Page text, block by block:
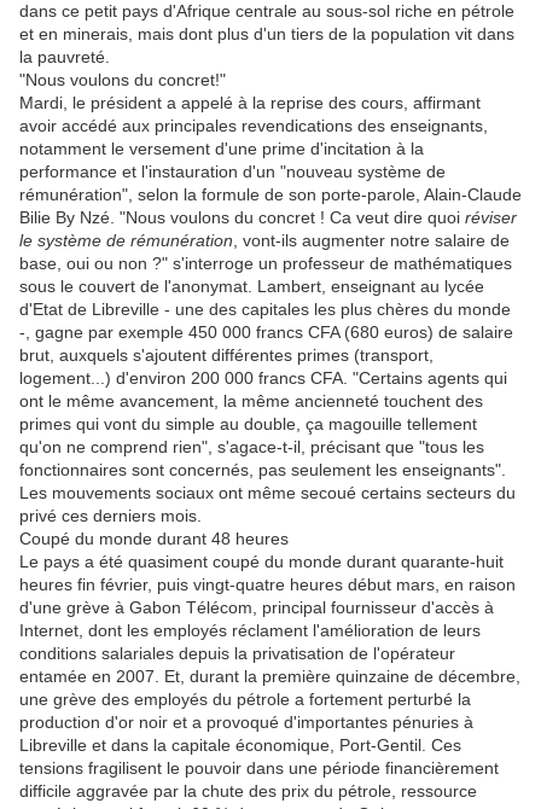
dans ce petit pays d'Afrique centrale au sous-sol riche en pétrole
et en minerais, mais dont plus d'un tiers de la population vit dans
la pauvreté.
"Nous voulons du concret!"
Mardi, le président a appelé à la reprise des cours, affirmant
avoir accédé aux principales revendications des enseignants,
notamment le versement d'une prime d'incitation à la
performance et l'instauration d'un "nouveau système de
rémunération", selon la formule de son porte-parole, Alain-Claude
Bilie By Nzé. "Nous voulons du concret ! Ca veut dire quoi réviser
le système de rémunération , vont-ils augmenter notre salaire de
base, oui ou non ?" s'interroge un professeur de mathématiques
sous le couvert de l'anonymat. Lambert, enseignant au lycée
d'Etat de Libreville - une des capitales les plus chères du monde
-, gagne par exemple 450 000 francs CFA (680 euros) de salaire
brut, auxquels s'ajoutent différentes primes (transport,
logement...) d'environ 200 000 francs CFA. "Certains agents qui
ont le même avancement, la même ancienneté touchent des
primes qui vont du simple au double, ça magouille tellement
qu'on ne comprend rien", s'agace-t-il, précisant que "tous les
fonctionnaires sont concernés, pas seulement les enseignants".
Les mouvements sociaux ont même secoué certains secteurs du
privé ces derniers mois.
Coupé du monde durant 48 heures
Le pays a été quasiment coupé du monde durant quarante-huit
heures fin février, puis vingt-quatre heures début mars, en raison
d'une grève à Gabon Télécom, principal fournisseur d'accès à
Internet, dont les employés réclament l'amélioration de leurs
conditions salariales depuis la privatisation de l'opérateur
entamée en 2007. Et, durant la première quinzaine de décembre,
une grève des employés du pétrole a fortement perturbé la
production d'or noir et a provoqué d'importantes pénuries à
Libreville et dans la capitale économique, Port-Gentil. Ces
tensions fragilisent le pouvoir dans une période financièrement
difficile aggravée par la chute des prix du pétrole, ressource